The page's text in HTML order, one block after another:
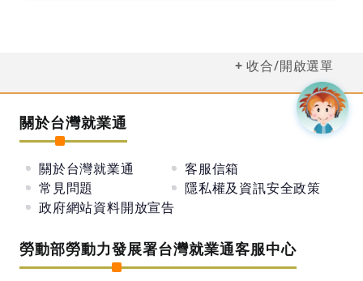
收合/開啟選單
關於台灣就業通
關於台灣就業通
客服信箱
常見問題
隱私權及資訊安全政策
政府網站資料開放宣告
勞動部勞動力發展署台灣就業通客服中心